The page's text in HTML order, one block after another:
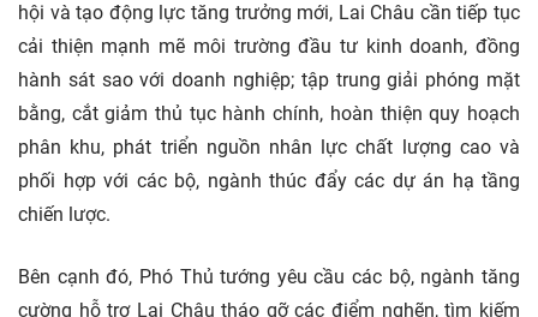
hội và tạo động lực tăng trưởng mới, Lai Châu cần tiếp tục
cải thiện mạnh mẽ môi trường đầu tư kinh doanh, đồng
hành sát sao với doanh nghiệp; tập trung giải phóng mặt
bằng, cắt giảm thủ tục hành chính, hoàn thiện quy hoạch
phân khu, phát triển nguồn nhân lực chất lượng cao và
phối hợp với các bộ, ngành thúc đẩy các dự án hạ tầng
chiến lược.
Bên cạnh đó, Phó Thủ tướng yêu cầu các bộ, ngành tăng
cường hỗ trợ Lai Châu tháo gỡ các điểm nghẽn, tìm kiếm